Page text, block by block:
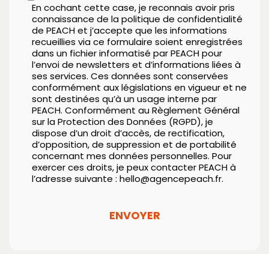
En cochant cette case, je reconnais avoir pris
connaissance de la politique de confidentialité
de PEACH et j’accepte que les informations
recueillies via ce formulaire soient enregistrées
dans un fichier informatisé par PEACH pour
l’envoi de newsletters et d’informations liées à
ses services. Ces données sont conservées
conformément aux législations en vigueur et ne
sont destinées qu’à un usage interne par
PEACH. Conformément au Règlement Général
sur la Protection des Données (RGPD), je
dispose d’un droit d’accès, de rectification,
d’opposition, de suppression et de portabilité
concernant mes données personnelles. Pour
exercer ces droits, je peux contacter PEACH à
l’adresse suivante : hello@agencepeach.fr.
ENVOYER